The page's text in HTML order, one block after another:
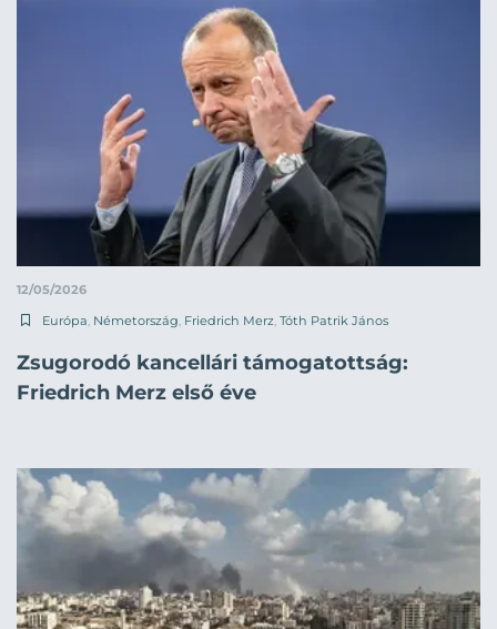
12/05/2026
Európa, Németország, Friedrich Merz, Tóth Patrik János
Zsugorodó kancellári támogatottság:
Friedrich Merz első éve